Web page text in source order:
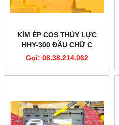
KÌM ÉP COS THỦY LỰC
HHY-300 ĐẦU CHỮ C
KHUÔN DÀY
Gọi: 08.38.214.062